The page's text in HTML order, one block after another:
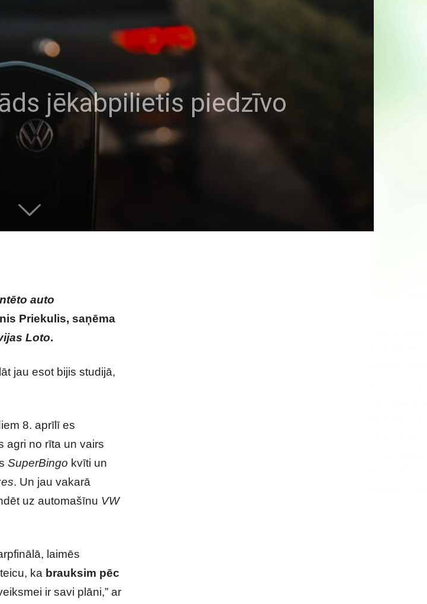
jēkabpilietis piedzīvo
auto
Priekulis, saņēma
Loto.
jau esot bijis studijā,
8. aprīlī es
agri no rīta un vairs
SuperBingo kvīti un
. Un jau vakarā
uz automašīnu VW
laimēs
ka brauksim pēc
ir savi plāni,” ar